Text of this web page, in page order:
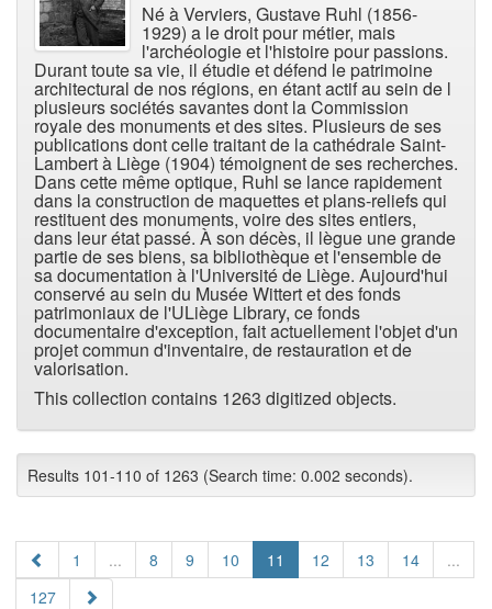
Né à Verviers, Gustave Ruhl (1856-
1929) a le droit pour métier, mais
l'archéologie et l'histoire pour passions.
Durant toute sa vie, il étudie et défend le patrimoine
architectural de nos régions, en étant actif au sein de l
plusieurs sociétés savantes dont la Commission
royale des monuments et des sites. Plusieurs de ses
publications dont celle traitant de la cathédrale Saint-
Lambert à Liège (1904) témoignent de ses recherches.
Dans cette même optique, Ruhl se lance rapidement
dans la construction de maquettes et plans-reliefs qui
restituent des monuments, voire des sites entiers,
dans leur état passé. À son décès, il lègue une grande
partie de ses biens, sa bibliothèque et l'ensemble de
sa documentation à l'Université de Liège. Aujourd'hui
conservé au sein du Musée Wittert et des fonds
patrimoniaux de l'ULiège Library, ce fonds
documentaire d'exception, fait actuellement l'objet d'un
projet commun d'inventaire, de restauration et de
valorisation.
This collection contains 1263 digitized objects.
Results 101-110 of 1263 (Search time: 0.002 seconds).
1 ... 8 9 10 11 12 13 14
...
127